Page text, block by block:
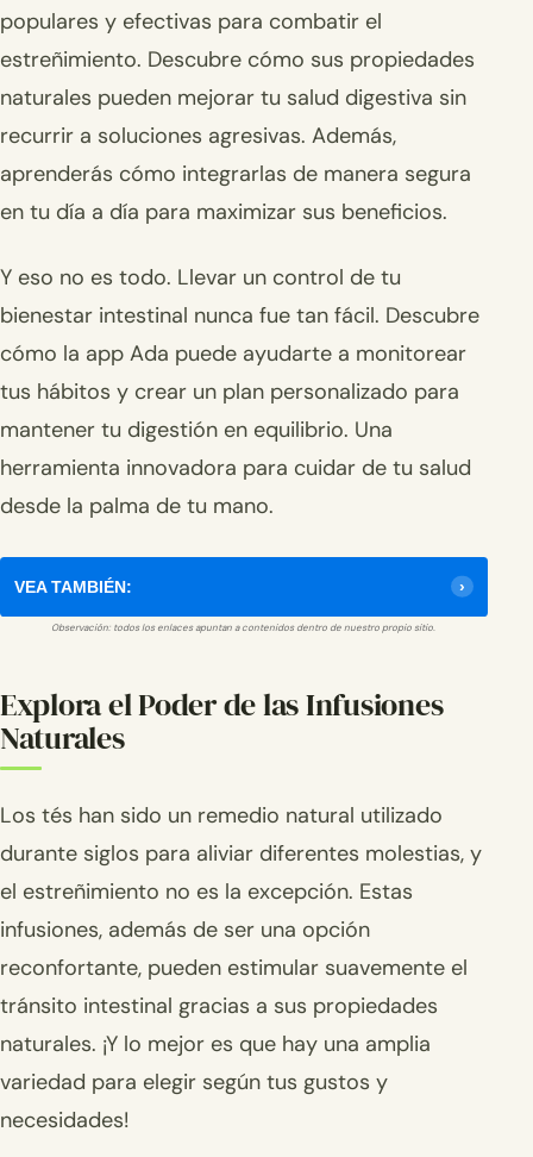
populares y efectivas para combatir el
estreñimiento. Descubre cómo sus propiedades
naturales pueden mejorar tu salud digestiva sin
recurrir a soluciones agresivas. Además,
aprenderás cómo integrarlas de manera segura
en tu día a día para maximizar sus beneficios.
Y eso no es todo. Llevar un control de tu
bienestar intestinal nunca fue tan fácil. Descubre
cómo la app Ada puede ayudarte a monitorear
tus hábitos y crear un plan personalizado para
mantener tu digestión en equilibrio. Una
herramienta innovadora para cuidar de tu salud
desde la palma de tu mano.
VEA TAMBIÉN:
Observación: todos los enlaces apuntan a contenidos dentro de nuestro propio sitio.
Explora el Poder de las Infusiones
Naturales
Los tés han sido un remedio natural utilizado
durante siglos para aliviar diferentes molestias, y
el estreñimiento no es la excepción. Estas
infusiones, además de ser una opción
reconfortante, pueden estimular suavemente el
tránsito intestinal gracias a sus propiedades
naturales. ¡Y lo mejor es que hay una amplia
variedad para elegir según tus gustos y
necesidades!